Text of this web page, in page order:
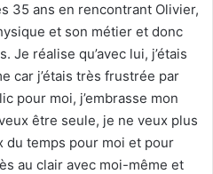
35 ans en rencontrant Olivier,
et son métier et donc
Je réalise qu’avec lui, j’étais
car j’étais très frustrée par
pour moi, j’embrasse mon
être seule, je ne veux plus
du temps pour moi et pour
au clair avec moi-même et